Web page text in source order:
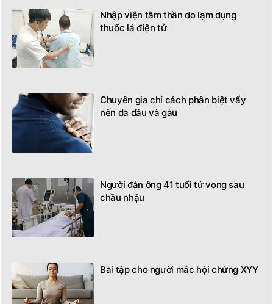
Nhập viện tâm thần do lạm dụng
thuốc lá điện tử
Chuyên gia chỉ cách phân biệt vẩy
nến da đầu và gàu
Người đàn ông 41 tuổi tử vong sau
chầu nhậu
Bài tập cho người mắc hội chứng XYY